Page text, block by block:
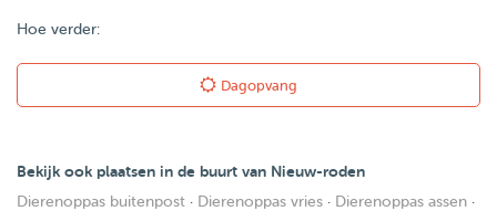
Hoe verder:
Dagopvang
Bekijk ook plaatsen in de buurt van Nieuw-roden
Dierenoppas buitenpost · Dierenoppas vries · Dierenoppas assen ·